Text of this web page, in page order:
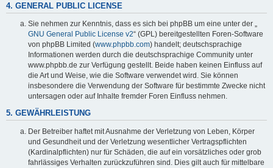
4. GENERAL PUBLIC LICENSE
Sie nehmen zur Kenntnis, dass es sich bei phpBB um eine unter der „
GNU General Public License v2“ (GPL) bereitgestellten Foren-Software
von phpBB Limited (www.phpbb.com) handelt; deutschsprachige
Informationen werden durch die deutschsprachige Community unter
www.phpbb.de zur Verfügung gestellt. Beide haben keinen Einfluss auf
die Art und Weise, wie die Software verwendet wird. Sie können
insbesondere die Verwendung der Software für bestimmte Zwecke nicht
untersagen oder auf Inhalte fremder Foren Einfluss nehmen.
5. GEWÄHRLEISTUNG
Der Betreiber haftet mit Ausnahme der Verletzung von Leben, Körper
und Gesundheit und der Verletzung wesentlicher Vertragspflichten
(Kardinalpflichten) nur für Schäden, die auf ein vorsätzliches oder grob
fahrlässiges Verhalten zurückzuführen sind. Dies gilt auch für mittelbare